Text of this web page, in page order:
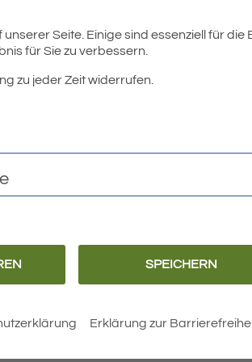
Seite. Einige sind essenziell für
für Sie zu verbessern.
zu jeder Zeit widerrufen.
SPEICHERN
Erklärung zur